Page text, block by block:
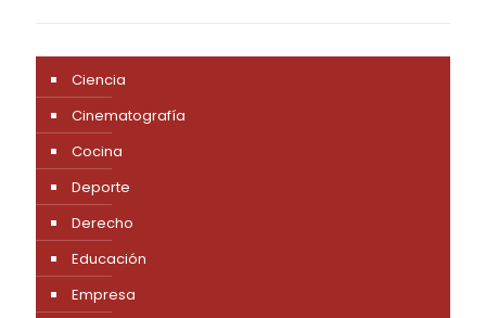
Ciencia
Cinematografía
Cocina
Deporte
Derecho
Educación
Empresa